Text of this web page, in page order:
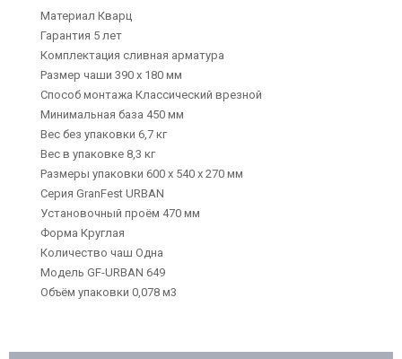
Материал Кварц
Гарантия 5 лет
Комплектация сливная арматура
Размер чаши 390 х 180 мм
Способ монтажа Классический врезной
Минимальная база 450 мм
Вес без упаковки 6,7 кг
Вес в упаковке 8,3 кг
Размеры упаковки 600 х 540 х 270 мм
Серия GranFest URBAN
Установочный проём 470 мм
Форма Круглая
Количество чаш Одна
Модель GF-URBAN 649
Объём упаковки 0,078 м3